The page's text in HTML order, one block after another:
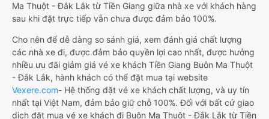
Ma Thuột - Đắk Lắk từ Tiền Giang giữa nhà xe với khách hàng
sau khi đặt trực tiếp vẫn chưa được đảm bảo 100%.
Cho nên để dễ dàng so sánh giá, xem đánh giá chất lượng
các nhà xe đi, được đảm bảo quyền lợi cao nhất, được hưởng
nhiều ưu đãi giảm giá vé xe khách Tiền Giang Buôn Ma Thuột
- Đắk Lắk, hành khách có thể đặt mua tại website
Vexere.com- Hệ thống đặt vé xe khách chất lượng, và uy tín
nhất tại Việt Nam, đảm bảo giữ chỗ 100%. Đối với bất cứ giao
dịch đặt mua vé xe khách đi Buôn Ma Thuột - Đắk Lắk từ Tiền